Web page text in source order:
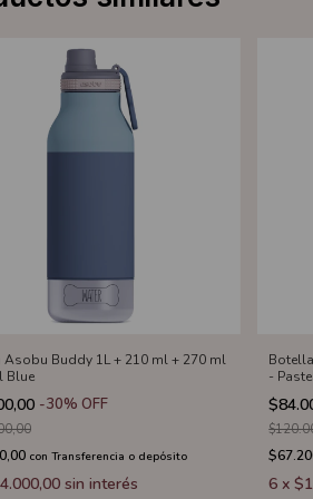
Asobu Buddy 1L + 210 ml + 270 ml
Blue
-30% OFF
con Transferencia o depósito
sin interés
-
6 x